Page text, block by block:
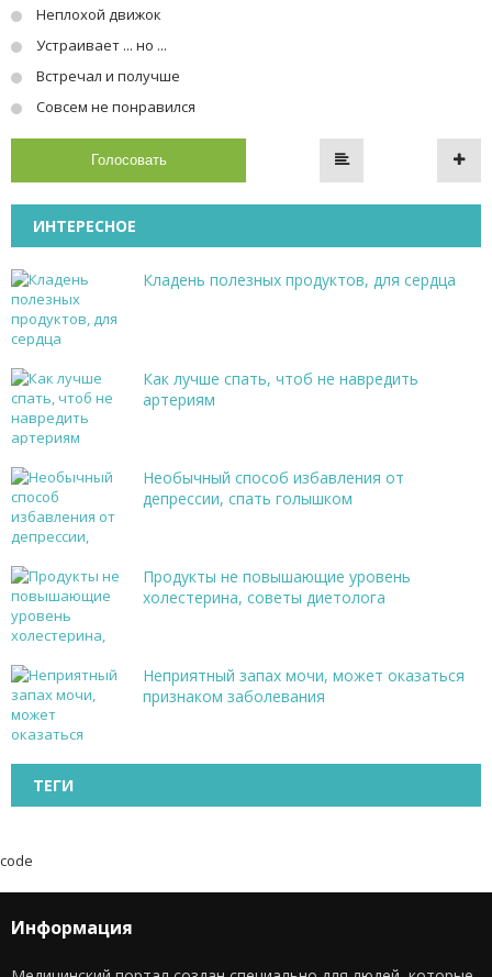
Неплохой движок
Устраивает ... но ...
Встречал и получше
Совсем не понравился
Голосовать
ИНТЕРЕСНОЕ
Кладень полезных продуктов, для сердца
Как лучше спать, чтоб не навредить
артериям
Необычный способ избавления от
депрессии, спать голышком
Продукты не повышающие уровень
холестерина, советы диетолога
Неприятный запах мочи, может оказаться
признаком заболевания
ТЕГИ
code
Информация